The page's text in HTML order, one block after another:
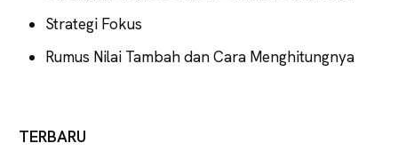
Strategi Fokus
Rumus Nilai Tambah dan Cara Menghitungnya
TERBARU